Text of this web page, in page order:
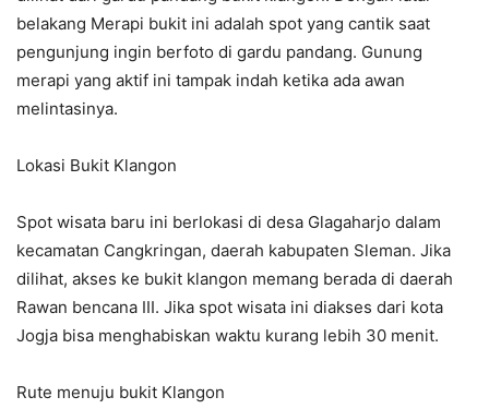
belakang Merapi bukit ini adalah spot yang cantik saat
pengunjung ingin berfoto di gardu pandang. Gunung
merapi yang aktif ini tampak indah ketika ada awan
melintasinya.
Lokasi Bukit Klangon
Spot wisata baru ini berlokasi di desa Glagaharjo dalam
kecamatan Cangkringan, daerah kabupaten Sleman. Jika
dilihat, akses ke bukit klangon memang berada di daerah
Rawan bencana III. Jika spot wisata ini diakses dari kota
Jogja bisa menghabiskan waktu kurang lebih 30 menit.
Rute menuju bukit Klangon